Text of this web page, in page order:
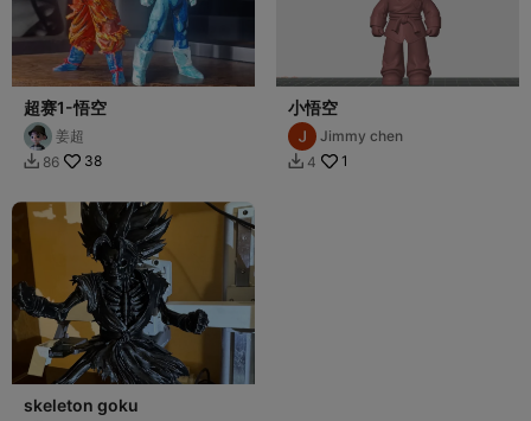
超赛1-悟空
姜超
 86 38
小悟空
Jimmy chen
 4 1
skeleton goku